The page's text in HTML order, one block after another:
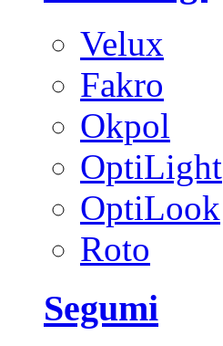
Velux
Fakro
Okpol
OptiLight
OptiLook
Roto
Segumi